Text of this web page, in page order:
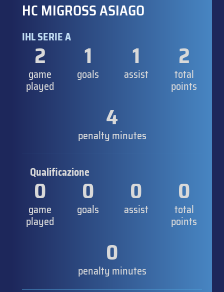
HC MIGROSS ASIAGO
IHL SERIE A
2
game
played
1
goals
1
assist
2
total
points
4
penalty minutes
Qualificazione
0
game
played
0
goals
0
assist
0
total
points
0
penalty minutes